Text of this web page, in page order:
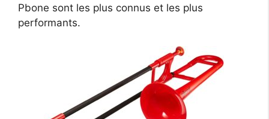
Pbone sont les plus connus et les plus
performants.